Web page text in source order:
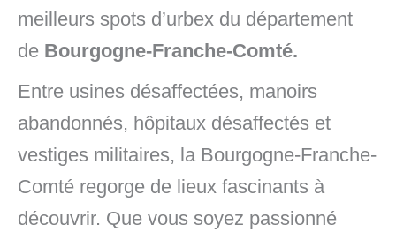
meilleurs spots d’urbex du département
de Bourgogne-Franche-Comté.
Entre usines désaffectées, manoirs
abandonnés, hôpitaux désaffectés et
vestiges militaires, la Bourgogne-Franche-
Comté regorge de lieux fascinants à
découvrir. Que vous soyez passionné